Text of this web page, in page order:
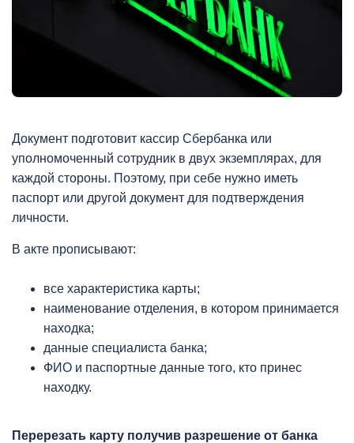
Документ подготовит кассир Сбербанка или
уполномоченный сотрудник в двух экземплярах, для
каждой стороны. Поэтому, при себе нужно иметь
паспорт или другой документ для подтверждения
личности.
В акте прописывают:
все характеристика карты;
наименование отделения, в котором принимается
находка;
данные специалиста банка;
ФИО и паспортные данные того, кто принес
находку.
Перерезать карту получив разрешение от банка